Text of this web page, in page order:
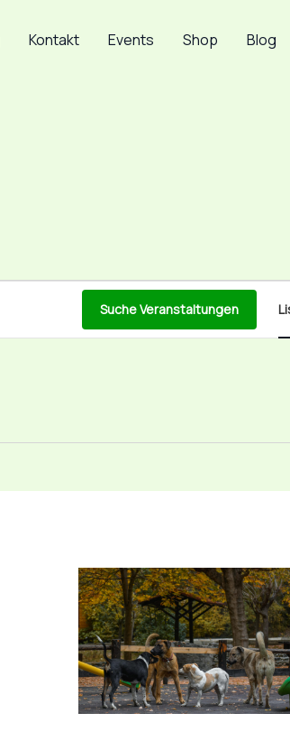
Kontakt Events Shop Blog
Suche Veranstaltungen